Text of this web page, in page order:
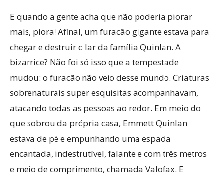
E quando a gente acha que não poderia piorar
mais, piora! Afinal, um furacão gigante estava para
chegar e destruir o lar da família Quinlan. A
bizarrice? Não foi só isso que a tempestade
mudou: o furacão não veio desse mundo. Criaturas
sobrenaturais super esquisitas acompanhavam,
atacando todas as pessoas ao redor. Em meio do
que sobrou da própria casa, Emmett Quinlan
estava de pé e empunhando uma espada
encantada, indestrutível, falante e com três metros
e meio de comprimento, chamada Valofax. E